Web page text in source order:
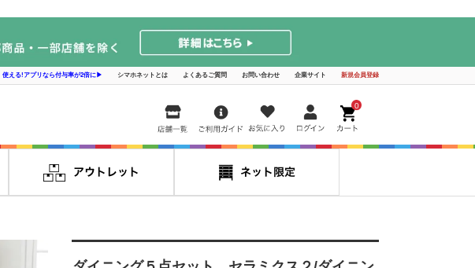
使える!アプリなら付与率が2倍に▶ シマホネットとは よくあるご質問 お問い合わせ 企業サイト 新規会員登録
0